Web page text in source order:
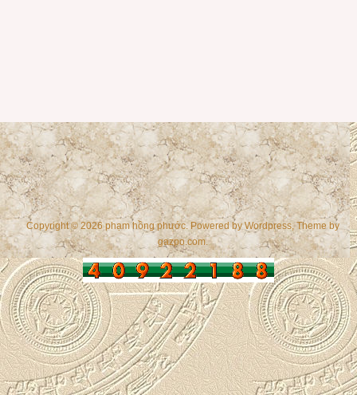
Copyright © 2026 phạm hồng phước. Powered byWordpress, Theme by
gazpo.com.